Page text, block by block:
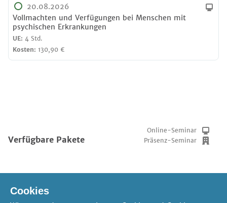
20.08.2026
Vollmachten und Verfügungen bei Menschen mit
psychischen Erkrankungen
UE: 4 Std.
Kosten: 130,90 €
Verfügbare Pakete
Online-Seminar
Präsenz-Seminar
Cookies